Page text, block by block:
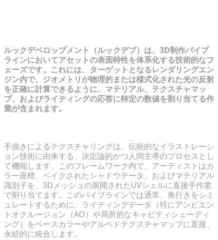
ルックデベロップメント（ルックデブ）は、3D制作パイプ
ラインにおいてアセットの表面特性を体系化する技術的なフ
ェーズです。これには、ターゲットとなるレンダリングエン
ジン内で、ジオメトリが物理的または様式化された光の反射
を正確に計算できるように、マテリアル、テクスチャマッ
プ、およびライティングの応答に特定の数値を割り当てる作
業が含まれます。
手描きによるテクスチャリングは、伝統的なイラストレーシ
ョン技術に由来する、決定論的かつ人間主導のプロセスとし
て機能します。このフレームワーク内で、アーティストはカ
ラー座標、ベイクされたシャドウデータ、およびマテリアル
識別子を、3Dメッシュの展開されたUVシェルに直接手作業
で割り当てます。このパイプラインでは通常、奥行きをシミ
ュレートするために、ライティングデータ（特にアンビエン
トオクルージョン（AO）や局所的なキャビティシェーディ
ング）をベースカラーやアルベドテクスチャマップに直接、
永続的に統合します。